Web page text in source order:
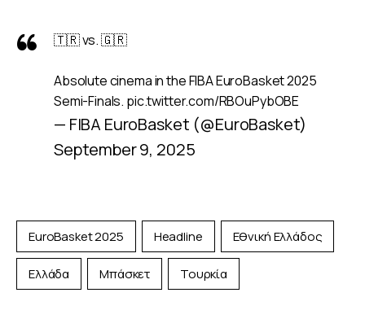
🇹🇷 vs. 🇬🇷
Absolute cinema in the FIBA EuroBasket 2025
Semi-Finals. pic.twitter.com/RBOuPybOBE
— FIBA EuroBasket (@EuroBasket)
September 9, 2025
EuroBasket 2025 Headline Εθνική Ελλάδος
Ελλάδα Μπάσκετ Τουρκία